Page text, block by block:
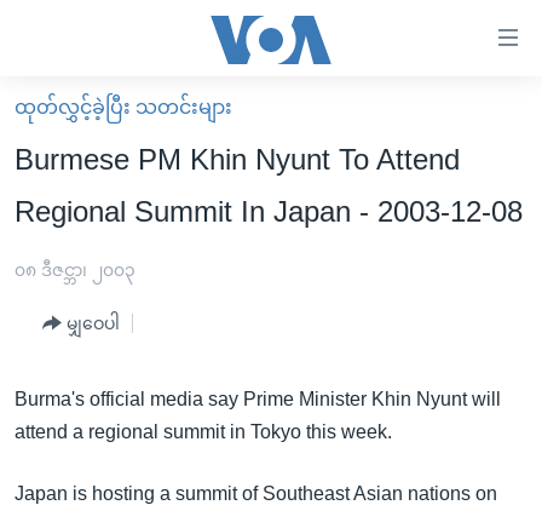
လွယ်ကူ
စေ
သည့်
များ
ရန်
မူလစာမျက်နှာ
မြန်မာ
ကမ္ဘာ့သတင်းများ
နိုင်ငံတကာ
အစ္စရေး-ပါလက်စတိုင်း
ဗွီဒီယို
ရပ်ဝန်းတခု လမ်းတခု အလွန်
အင်္ဂလိပ်စာလေ့လာမယ်
အမေရိကန်သုံးအီဒီယံ
အပတ်စဉ်ကဏ္ဍများ
ထုတ်လွှင့်ခဲ့ပြီး သတင်းများ
Burmese PM Khin Nyunt To Attend
Regional Summit In Japan - 2003-12-08
၀၈ ဒီဇင္ဘာ၊ ၂၀၀၃
မျှဝေပါ
Burma's official media say Prime Minister Khin Nyunt will
attend a regional summit in Tokyo this week.
Japan is hosting a summit of Southeast Asian nations on